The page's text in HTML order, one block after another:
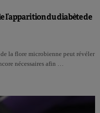
l’apparition du diabète de
la flore microbienne peut révéler
nécessaires afin …